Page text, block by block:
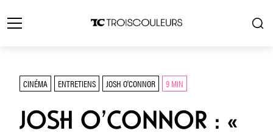
CINÉMA ENTRETIENS JOSH O'CONNOR 9 MIN
JOSH O’CONNOR : «